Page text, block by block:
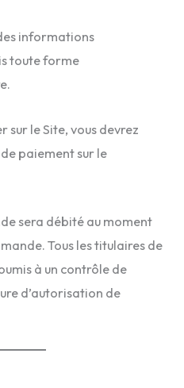
informations
toute forme
sur le Site, vous devrez
paiement sur le
sera débité au moment
Tous les titulaires de
à un contrôle de
d’autorisation de